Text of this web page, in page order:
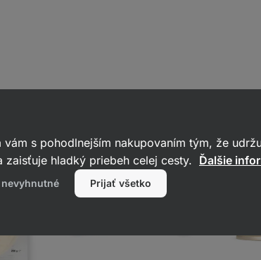
s pohodlnejším nakupovaním tým, že
zaisťuje hladký priebeh celej cesty. Ďalšie
Prijať všetko